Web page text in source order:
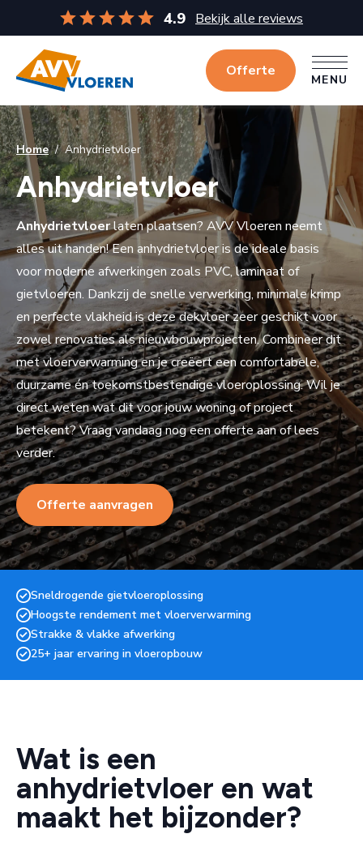
4.9 Bekijk alle reviews
Offerte
MENU
MENU
Home / Anhydrietvloer
Anhydrietvloer
Anhydrietvloerlaten plaatsen? AVV Vloeren neemt
alles uit handen! Een anhydrietvloer is de ideale basis
voor moderne afwerkingen zoals PVC, laminaat of
gietvloeren. Dankzij de snelle verwerking, minimale krimp
en perfecte vlakheid is deze dekvloer zeer geschikt voor
zowel renovaties als nieuwbouwprojecten. Combineer dit
met vloerverwarming en je creëert een comfortabele,
duurzame én toekomstbestendige vloeroplossing. Wil je
direct weten wat dit voor jouw woning of project
betekent? Vraag vandaag nog een offerte aan of lees
verder.
Offerte aanvragen
Sneldrogende gietvloeroplossing
Hoogste rendement met vloerverwarming
Strakke & vlakke afwerking
25+ jaar ervaring in vloeropbouw
Wat is een
anhydrietvloer en wat
maakt het bijzonder?